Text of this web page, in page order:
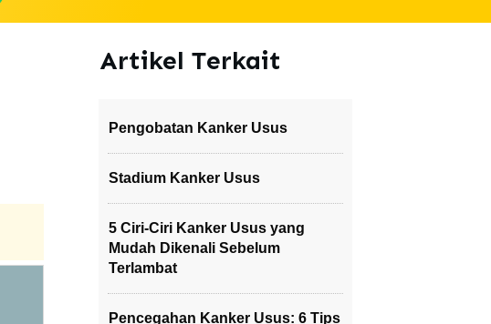
Artikel Terkait
Pengobatan Kanker Usus
Stadium Kanker Usus
5 Ciri-Ciri Kanker Usus yang
Mudah Dikenali Sebelum
Terlambat
Pencegahan Kanker Usus: 6 Tips